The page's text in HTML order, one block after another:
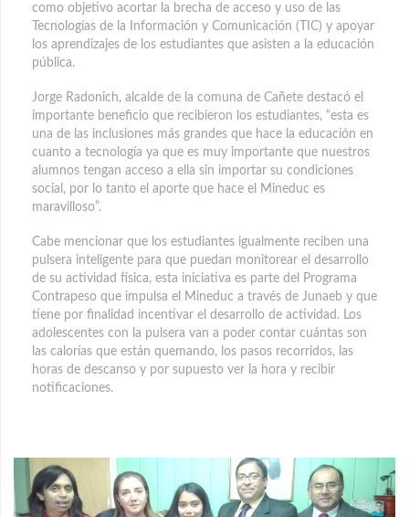
como objetivo acortar la brecha de acceso y uso de las
Tecnologías de la Información y Comunicación (TIC) y apoyar
los aprendizajes de los estudiantes que asisten a la educación
pública.
Jorge Radonich, alcalde de la comuna de Cañete destacó el
importante beneficio que recibieron los estudiantes, “esta es
una de las inclusiones más grandes que hace la educación en
cuanto a tecnología ya que es muy importante que nuestros
alumnos tengan acceso a ella sin importar su condiciones
social, por lo tanto el aporte que hace el Mineduc es
maravilloso”.
Cabe mencionar que los estudiantes igualmente reciben una
pulsera inteligente para que puedan monitorear el desarrollo
de su actividad física, esta iniciativa es parte del Programa
Contrapeso que impulsa el Mineduc a través de Junaeb y que
tiene por finalidad incentivar el desarrollo de actividad. Los
adolescentes con la pulsera van a poder contar cuántas son
las calorías que están quemando, los pasos recorridos, las
horas de descanso y por supuesto ver la hora y recibir
notificaciones.